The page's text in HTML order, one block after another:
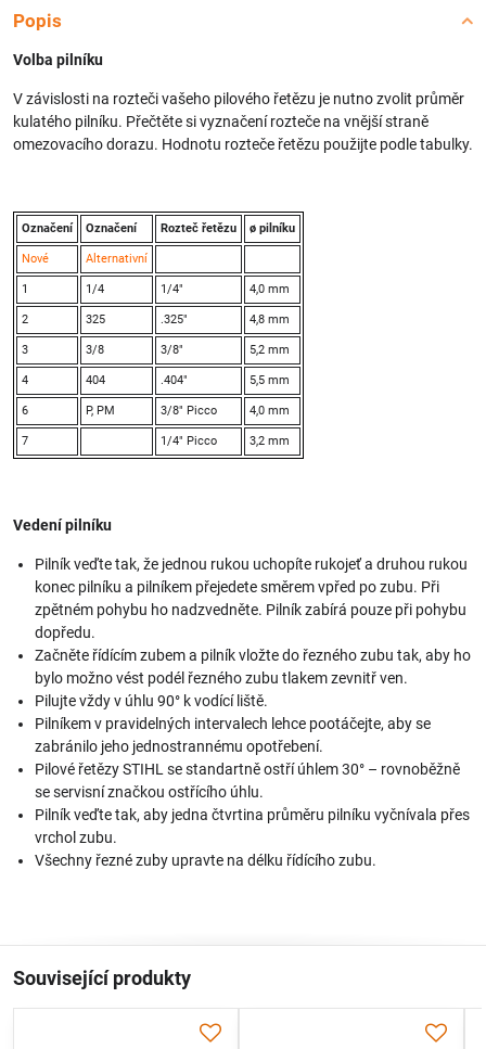
Popis
Volba pilníku
V závislosti na rozteči vašeho pilového řetězu je nutno zvolit průměr
kulatého pilníku. Přečtěte si vyznačení rozteče na vnější straně
omezovacího dorazu. Hodnotu rozteče řetězu použijte podle tabulky.
Označení Označení Rozteč řetězu ø pilníku
Nové Alternativní
1 1/4 1/4" 4,0 mm
2 325 .325" 4,8 mm
3 3/8 3/8" 5,2 mm
4 404 .404" 5,5 mm
6 P, PM 3/8" Picco 4,0 mm
7 1/4" Picco 3,2 mm
Vedení pilníku
Pilník veďte tak, že jednou rukou uchopíte rukojeť a druhou rukou
konec pilníku a pilníkem přejedete směrem vpřed po zubu. Při
zpětném pohybu ho nadzvedněte. Pilník zabírá pouze při pohybu
dopředu.
Začněte řídícím zubem a pilník vložte do řezného zubu tak, aby ho
bylo možno vést podél řezného zubu tlakem zevnitř ven.
Pilujte vždy v úhlu 90° k vodící liště.
Pilníkem v pravidelných intervalech lehce pootáčejte, aby se
zabránilo jeho jednostrannému opotřebení.
Pilové řetězy STIHL se standartně ostří úhlem 30° – rovnoběžně
se servisní značkou ostřícího úhlu.
Pilník veďte tak, aby jedna čtvrtina průměru pilníku vyčnívala přes
vrchol zubu.
Všechny řezné zuby upravte na délku řídícího zubu.
Související produkty